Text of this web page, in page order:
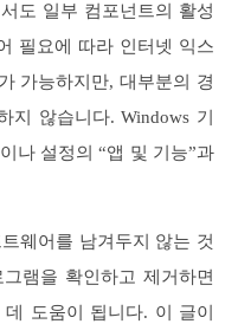
도 일부 컴포넌트의 활성
필요에 따라 인터넷 익스
가능하지만, 대부분의 경
않습니다. Windows 기
나 설정의 “앱 및 기능”과
웨어를 남겨두지 않는 것
램을 확인하고 제거하면
도움이 됩니다. 이 글이